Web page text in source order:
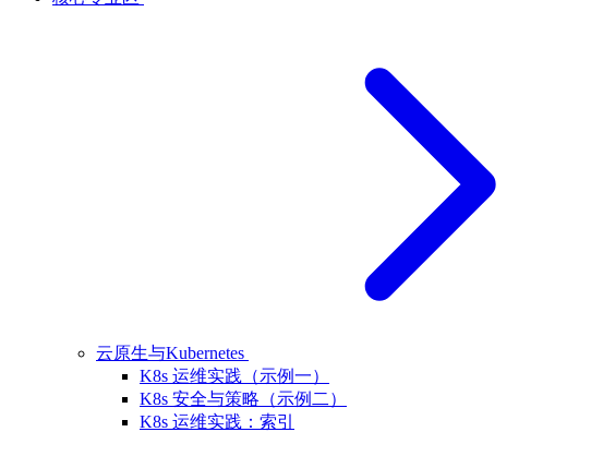
云原生与Kubernetes
K8s 运维实践（示例一）
K8s 安全与策略（示例二）
K8s 运维实践：索引